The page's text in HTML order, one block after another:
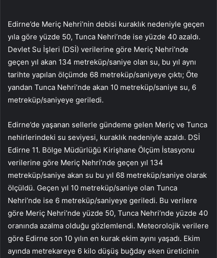
Edirne’de Meriç Nehri’nin debisi kuraklık nedeniyle geçen
yıla göre yüzde 50, Tunca Nehri’nde ise yüzde 40 azaldı.
Devlet Su İşleri (DSİ) verilerine göre Meriç Nehri’nde
geçen yıl akan 134 metreküp/saniye olan su, bu yıl aynı
tarihte yapılan ölçümde 68 metreküp/saniyeye çıktı; Öte
yandan Tunca Nehri’nde akan 10 metreküp/saniye su, 6
metreküp/saniyeye geriledi.
Edirne’de yaşanan sellerle gündeme gelen Meriç ve Tunca
nehirlerindeki su seviyesi, kuraklık nedeniyle azaldı. DSİ
Edirne 11. Bölge Müdürlüğü Kirişhane Ölçüm İstasyonu
verilerine göre Meriç Nehri’nde geçen yıl 134
metreküp/saniye akan su bu yıl 68 metreküp/saniye olarak
ölçüldü. Geçen yıl 10 metreküp/saniye olan Tunca
Nehri’nde ise 6 metreküp/saniyeye geriledi. Bu verilere
göre Meriç Nehri’nde yüzde 50, Tunca Nehri’nde yüzde 40
oranında azalma olduğu gözlemlendi. Meteorolojik verilere
göre Edirne son 10 yılın en kurak ekim ayını yaşadı. Ekim
ayında metrekareye 6 kilo düşüş buğday eken üreticinin